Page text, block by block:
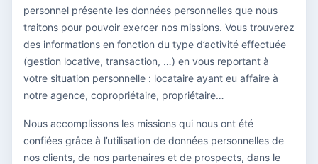
personnel présente les données personnelles que nous
traitons pour pouvoir exercer nos missions. Vous trouverez
des informations en fonction du type d’activité effectuée
(gestion locative, transaction, …) en vous reportant à
votre situation personnelle : locataire ayant eu affaire à
notre agence, copropriétaire, propriétaire…
Nous accomplissons les missions qui nous ont été
confiées grâce à l’utilisation de données personnelles de
nos clients, de nos partenaires et de prospects, dans le